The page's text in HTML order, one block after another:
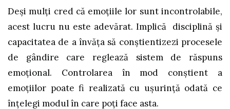
Deși mulți cred că emoțiile lor sunt incontrolabile,
acest lucru nu este adevărat. Implică disciplină și
capacitatea de a învăța să conștientizezi procesele
de gândire care reglează sistem de răspuns
emoțional. Controlarea în mod conștient a
emoțiilor poate fi realizată cu ușurință odată ce
înțelegi modul în care poți face asta.